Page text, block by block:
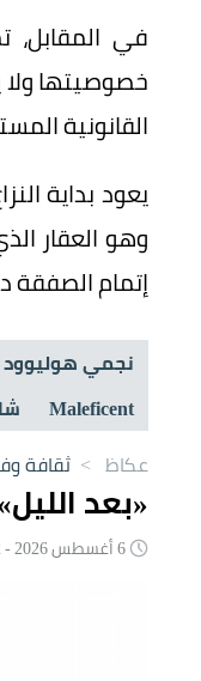
في المقابل،
خصوصيتها ولا
القانونية
وهو العقار
إتمام الصفقة
نجمي هوليوود
Maleficent
عكاظ > ثقافة
«بعد